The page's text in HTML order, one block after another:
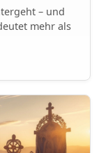
– und
mehr als